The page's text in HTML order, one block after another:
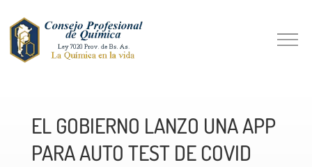
EL GOBIERNO LANZO UNA APP
PARA AUTO TEST DE COVID